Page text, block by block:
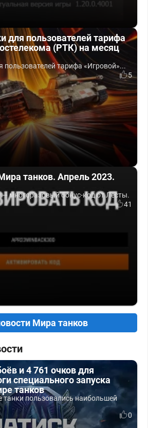
для пользователей тарифа
(РТК) на месяц
пользователей тарифа «Игровой»...
5
танков. Апрель 2023.
— многоразовый бонус-код от Лесты.
41
Мира танков
и 4 761 очков для
специального запуска
танков
танки пользовались наибольшей
0